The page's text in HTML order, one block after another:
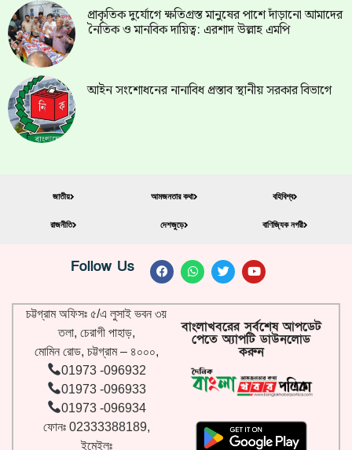
প্রাকৃতিক দুর্যোগে ক্ষতিগ্রস্ত মানুষের পাশে দাঁড়ানো আমাদের
নৈতিক ও মানবিক দায়িত্ব: এরশাদ উল্লাহ এমপি
আইন সংশোধনের নানাবিধ প্রস্তাব স্থানীয় সরকার বিভাগে
জাতীয়
রাজনীতি
আমজনতার কথা
দেশজুড়ে
বহিবিশ্ব
বাণিজ্যিক নগরী
Follow Us
চট্টগ্রাম অফিসঃ ৫/এ লুসাই ভবন ৩য়
তলা, চেরাগী পাহাড়,
মোমিন রোড, চট্টগ্রাম – ৪০০০,
01973 -096932
01973 -096933
01973 -096934
ফোনঃ 02333388189,
ইমেইলঃ
বাংলাখবরের সর্বশেষ আপডেট
পেতে অ্যাপটি ডাউনলোড
করুন